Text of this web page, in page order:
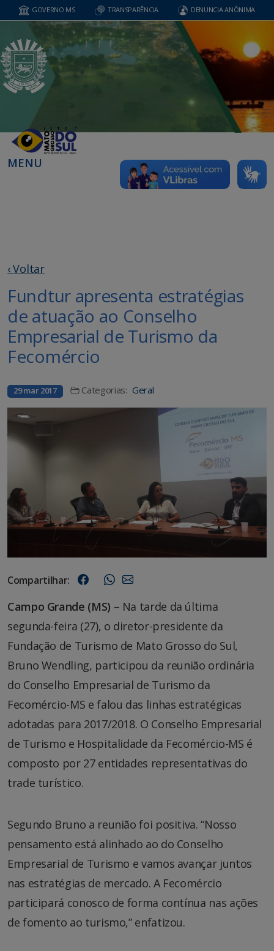
GOVERNO MS TRANSPARÊNCIA DENUNCIA ANÔNIMA
MENU
‹ Voltar
Fundtur apresenta estratégias
de atuação ao Conselho
Empresarial de Turismo da
Fecomércio
29 mar 2017 Categorias: Geral
Compartilhar:
Campo Grande (MS) – Na tarde da última
segunda-feira (27), o diretor-presidente da
Fundação de Turismo de Mato Grosso do Sul,
Bruno Wendling, participou da reunião ordinária
do Conselho Empresarial de Turismo da
Fecomércio-MS e falou das linhas estratégicas
adotadas para 2017/2018. O Conselho Empresarial
de Turismo e Hospitalidade da Fecomércio-MS é
composto por 27 entidades representativas do
trade turístico.
Segundo Bruno a reunião foi positiva. “Nosso
pensamento está alinhado ao do Conselho
Empresarial de Turismo e vamos avançar juntos
nas estratégias de mercado. A Fecomércio
participará conosco de forma contínua nas ações
de fomento ao turismo,” enfatizou.